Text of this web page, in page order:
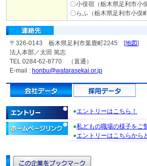
〇小俣宿（栃木県足利市小
〇らふ（栃木県足利市小俣
〒326-0143 栃木県足利市葉鹿町2245 [地図]
法人本部／太田 篤志
TEL 0284-62-8770 （直通）
E-mail : honbu@watarasekai.or.jp
●エントリーはこちら！
●私どもの職場の様子をご
●エントリーはこちらから